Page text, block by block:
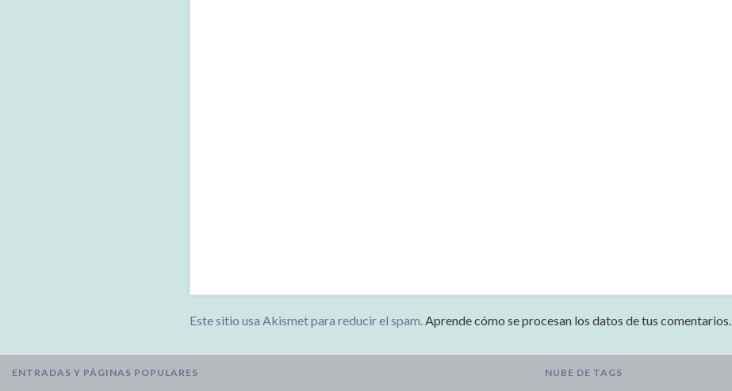
Este sitio usa Akismet para reducir el spam.Aprende cómo se procesan los datos de tus comentarios.
ENTRADAS Y PÁGINAS POPULARES NUBE DE TAGS